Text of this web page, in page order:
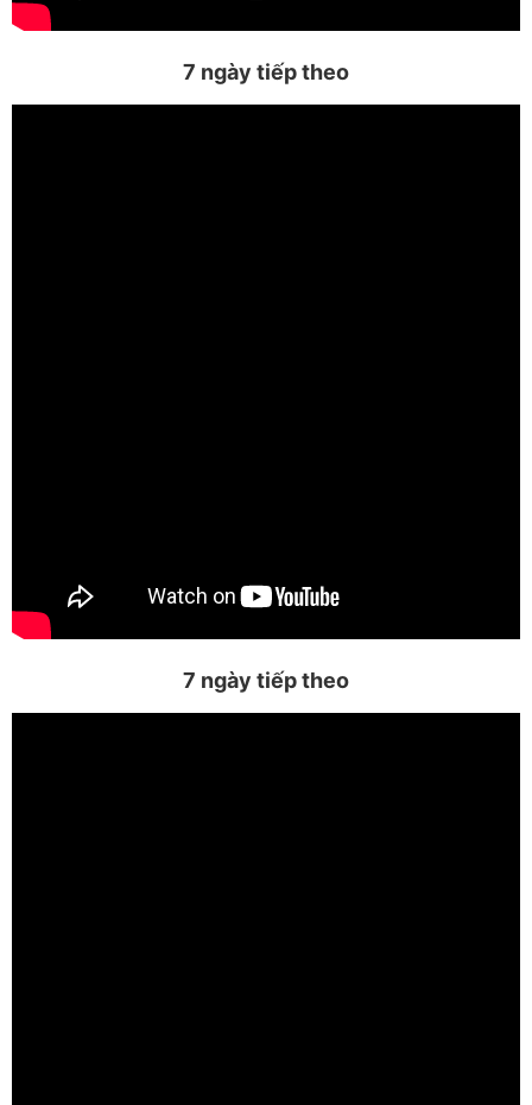
7 ngày tiếp theo
7 ngày tiếp theo